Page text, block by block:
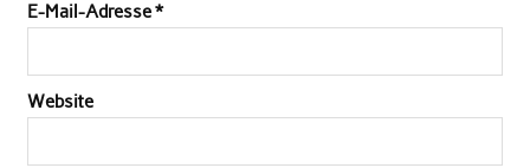
E-Mail-Adresse*
Website